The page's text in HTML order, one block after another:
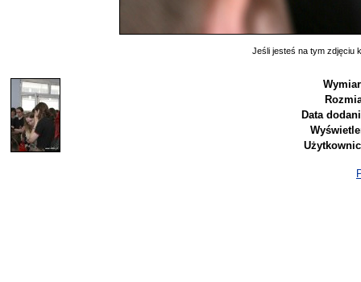
Jeśli jesteś na tym zdjęciu
Data